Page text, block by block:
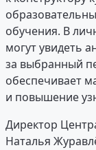
обучения. В
могут увидеть
за выбранный
обеспечивает
и повышение
Директор
Наталья